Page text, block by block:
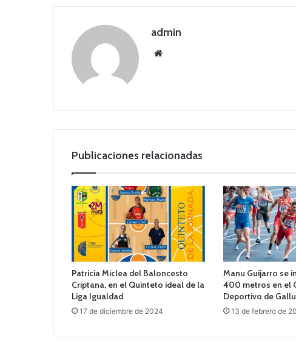
admin
Publicaciones relacionadas
Patricia Miclea del Baloncesto
Criptana, en el Quinteto ideal de la
Liga Igualdad
17 de diciembre de 2024
Manu Guijarro se
400 metros en el
Deportivo de
13 de febrero de